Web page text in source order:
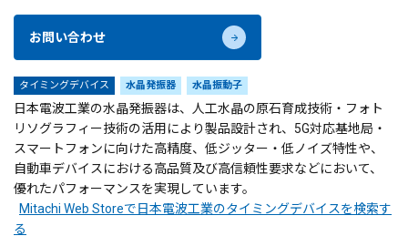
お問い合わせ
タイミングデバイス 水晶発振器 水晶振動子
日本電波工業の水晶発振器は、人工水晶の原石育成技術・フォト
リソグラフィー技術の活用により製品設計され、5G対応基地局・
スマートフォンに向けた高精度、低ジッター・低ノイズ特性や、
自動車デバイスにおける高品質及び高信頼性要求などにおいて、
優れたパフォーマンスを実現しています。
Mitachi Web Storeで日本電波工業のタイミングデバイスを検索す
る